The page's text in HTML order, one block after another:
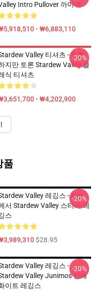
Intro Pullover 까마귀
- ₩6,883,110
Valley 티셔츠 - 토론
지만 토론 Stardew Valley 클
식 티셔츠
- ₩4,202,900
-20%
품
Valley 레깅스 - Alex
서 Stardew Valley 스티커 레
스
$28.95
-20%
Valley 레깅스 -
Valley Junimos 인쇄
이트 레깅스
-20%